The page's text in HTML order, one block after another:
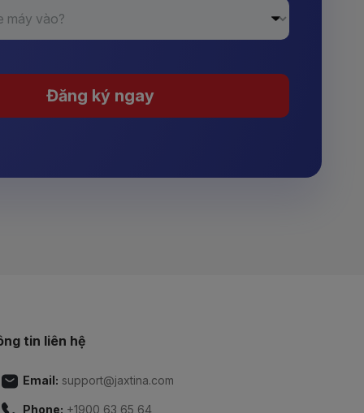
Đăng ký ngay
tin liên hệ
Email: support@jaxtina.com
Phone: +1900 63 65 64